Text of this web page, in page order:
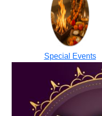
Special Events